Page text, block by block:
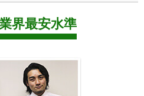
界最安水準